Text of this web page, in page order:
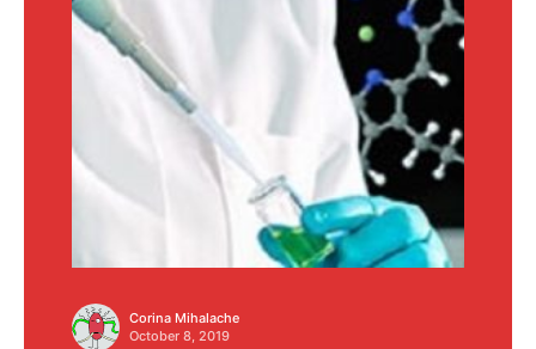
Corina Mihalache
October 8, 2019